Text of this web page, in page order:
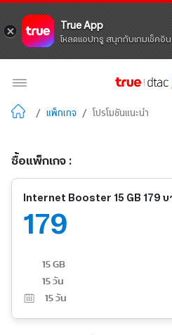
True App
โหลดแอปทรู สนุกกับเกมเช็ค
/ แพ็กเกจ / โปรโมชันแนะนำ
ซื้อแพ็กเกจ :
Internet Booster 15 GB 179 บ
179
15 GB
15 วัน
15 วัน